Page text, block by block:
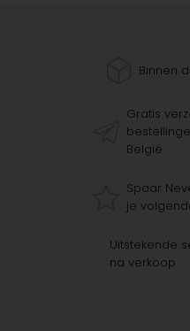
Binnen
Gratis
België
Spaar
je
Uitstekende
na verkoop